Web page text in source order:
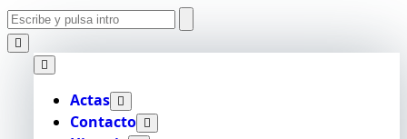
Actas
Contacto